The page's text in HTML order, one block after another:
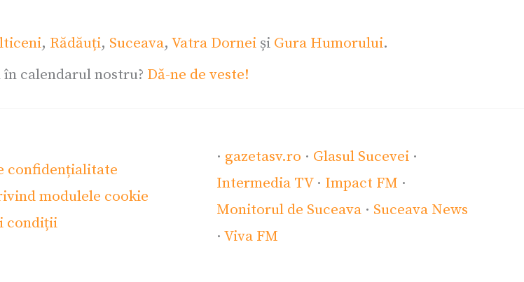
, Rădăuți, Suceava, Vatra Dornei și Gura Humorului.
calendarul nostru? Dă-ne de veste!
confidențialitate
modulele cookie
condiții
· gazetasv.ro · Glasul Sucevei ·
Intermedia TV· Impact FM ·
Monitorul de Suceava · Suceava News
·Viva FM